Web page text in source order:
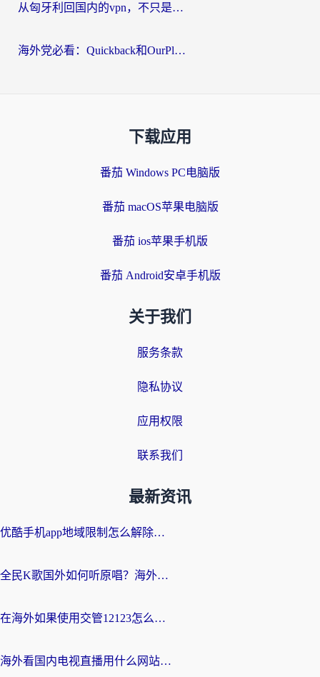
从匈牙利回国内的vpn，不只是为了刷剧那么简单
海外党必看：Quickback和OurPlay好用吗？3分钟选对回国加速器，无缝刷剧玩游戏
下载应用
番茄 Windows PC电脑版
番茄 macOS苹果电脑版
番茄 ios苹果手机版
番茄 Android安卓手机版
关于我们
服务条款
隐私协议
应用权限
联系我们
最新资讯
优酷手机app地域限制怎么解除？海外党亲测有效的追剧方案
全民K歌国外如何听原唱？海外党亲测有效的回国加速器选择指南
在海外如果使用交管12123怎么处理？留学生亲测有效的回国加速方案
海外看国内电视直播用什么网站比较好？一篇解决你所有追剧难题的实用指南